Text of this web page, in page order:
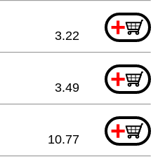
+
3.22
+
3.49
+
10.77